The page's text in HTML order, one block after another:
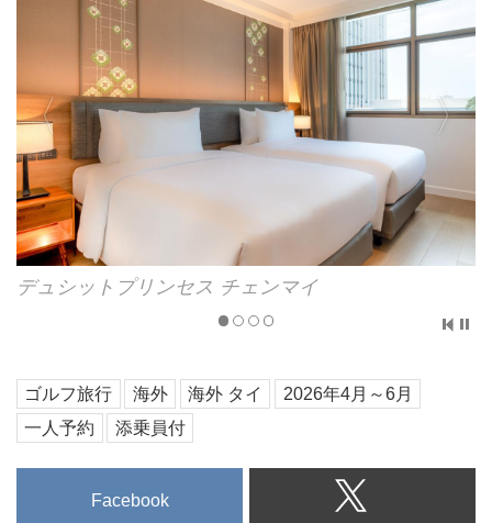
デュシットプリンセス チェンマイ
ゴルフ旅行 海外 海外 タイ
2026年4月～6月
一人予約
添乗員付
Facebook